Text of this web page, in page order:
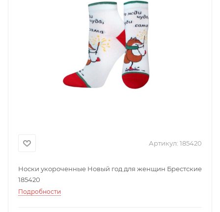
Артикул: 185420
Носки укороченные Новый год для женщин Брестские
185420
Подробности